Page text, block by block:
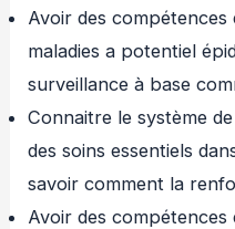
Avoir des compétences
maladies a potentiel
surveillance à base
Connaitre le système
des soins essentiels
savoir comment la
Avoir des